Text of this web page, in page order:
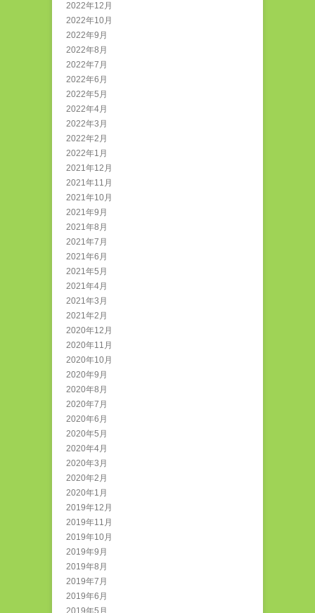
2022年12月
2022年10月
2022年9月
2022年8月
2022年7月
2022年6月
2022年5月
2022年4月
2022年3月
2022年2月
2022年1月
2021年12月
2021年11月
2021年10月
2021年9月
2021年8月
2021年7月
2021年6月
2021年5月
2021年4月
2021年3月
2021年2月
2020年12月
2020年11月
2020年10月
2020年9月
2020年8月
2020年7月
2020年6月
2020年5月
2020年4月
2020年3月
2020年2月
2020年1月
2019年12月
2019年11月
2019年10月
2019年9月
2019年8月
2019年7月
2019年6月